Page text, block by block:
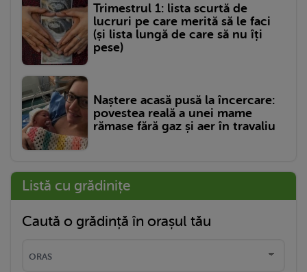
Trimestrul 1: lista scurtă de
lucruri pe care merită să le faci
(și lista lungă de care să nu îți
pese)
Naștere acasă pusă la încercare:
povestea reală a unei mame
rămase fără gaz și aer în travaliu
Listă cu grădinițe
Caută o grădință în orașul tău